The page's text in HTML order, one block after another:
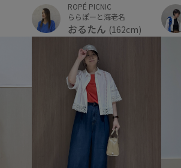
ROPÉ PICNIC
ららぽーと海老名
おるたん (162cm)